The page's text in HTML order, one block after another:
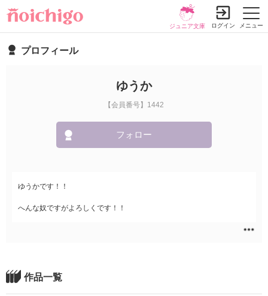
メニュー
ジュニア文庫 ログイン
プロフィール
ゆうか
【会員番号】1442
フォロー
ゆうかです！！
へんな奴ですがよろしくです！！
作品一覧